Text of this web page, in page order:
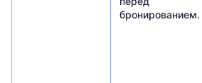
бронированием.